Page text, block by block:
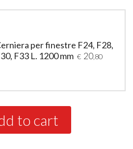
per finestre F24, F28,
F33 L. 1200 mm € 20 ,80
to cart